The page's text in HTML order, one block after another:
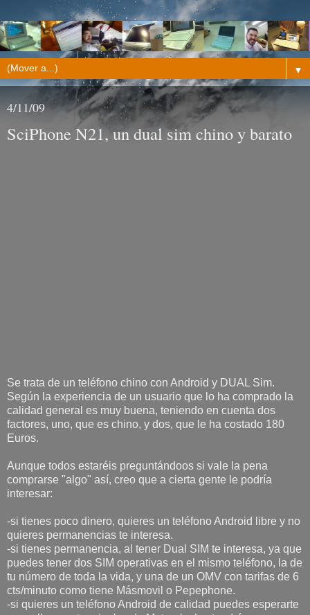
▼
4/11/09
SciPhone N21, un dual sim chino y barato
Se trata de un teléfono chino con Android y DUAL Sim.
Según la experiencia de un usuario que lo ha comprado la
calidad general es muy buena, teniendo en cuenta dos
factores, uno, que es chino, y dos, que le ha costado 180
Euros.
Aunque todos estaréis preguntándoos si vale la pena
comprarse "algo" así, creo que a cierta gente le podría
interesar:
-si tienes poco dinero, quieres un teléfono Android libre y no
quieres permanencias te interesa.
-si tienes permanencia, al tener Dual SIM te interesa, ya que
puedes tener dos SIM operativas en el mismo teléfono, la de
tu número de toda la vida, y una de un OMV con tarifas de 6
cts/minuto como tiene Másmovil o Pepephone.
-si quieres un teléfono Android de calidad puedes esperarte